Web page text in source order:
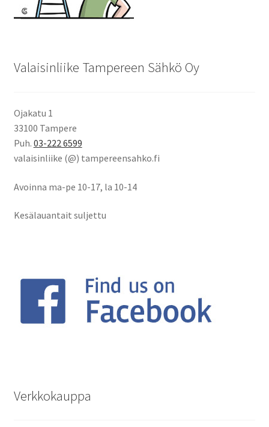
Valaisinliike Tampereen Sähkö Oy
Ojakatu 1
33100 Tampere
Puh. 03-222 6599
valaisinliike (@) tampereensahko.fi
Avoinna ma-pe 10-17, la 10-14
Kesälauantait suljettu
Verkkokauppa